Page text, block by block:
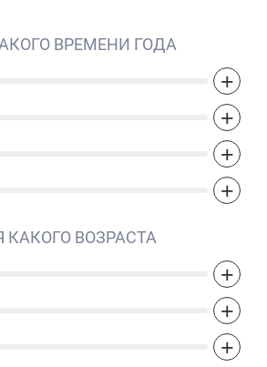
ВРЕМЕНИ ГОДА
+
+
+
+
КАКОГО ВОЗРАСТА
+
+
+